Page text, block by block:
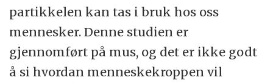
partikkelen kan tas i bruk hos oss
mennesker. Denne studien er
gjennomført på mus, og det er ikke godt
å si hvordan menneskekroppen vil